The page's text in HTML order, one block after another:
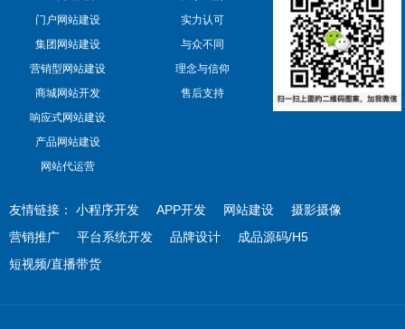
门户网站建设
集团网站建设
营销型网站建设
商城网站开发
响应式网站建设
产品网站建设
网站代运营
实力认可
与众不同
理念与信仰
售后支持
友情链接： 小程序开发 APP开发 网站建设
摄影摄像
营销推广
平台系统开发 品牌设计
成品源码/H5
短视频/直播带货